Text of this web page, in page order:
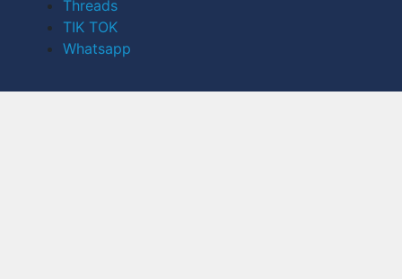
Threads
TIK TOK
Whatsapp